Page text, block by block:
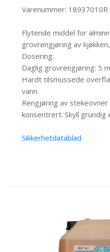
Varenummer:
Flytende middel for
grovrengjøring av
Dosering:
Daglig grovrengjøring: 5
Hardt tilsmussede
vann.
Rengjøring av stekeovner
konsentrert. Skyll grundig
Sikkerhetdatablad